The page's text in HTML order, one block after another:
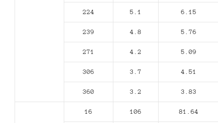
224 5.1 6.15
239 4.8 5.76
271 4.2 5.09
306 3.7 4.51
360 3.2 3.83
16 106 81.64